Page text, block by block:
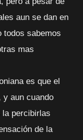
aun se dan en
todos sabemos
mas
es que el
y aun cuando
percibirlas
de la